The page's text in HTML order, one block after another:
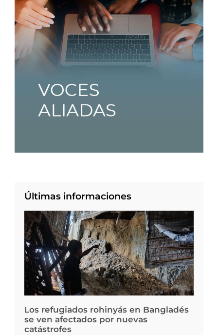
Últimas informaciones
Los refugiados rohinyás en Bangladés
se ven afectados por nuevas
catástrofes